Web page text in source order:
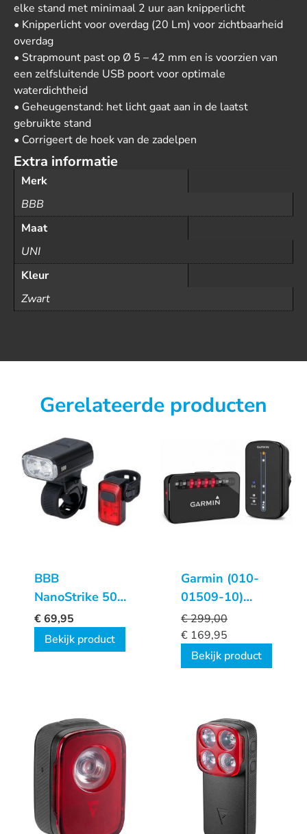
elke stand met minimaal 2 uur aan knipperlicht
• Knipperlicht voor overdag (20 Lm) voor zichtbaarheid
overdag
• Strapmount past op Ø 5 – 42 mm en is voorzien van
een zelfsluitende USB poort voor optimale
waterdichtheid
• Geheugenstand: het licht gaat aan in de laatst
gebruikte stand
• Corrigeert de hoek van de zadelpen
Extra informatie
Merk
BBB
Maat
UNI
Kleur
Zwart
Gerelateerde producten
BBB
NanoStrike 500
Combo
€69,95
Bekijk product
Garmin (010-
01509-10)
Varia Radar
Tail Light And
Head Unit
€299,00
€ 169,95
Bekijk product